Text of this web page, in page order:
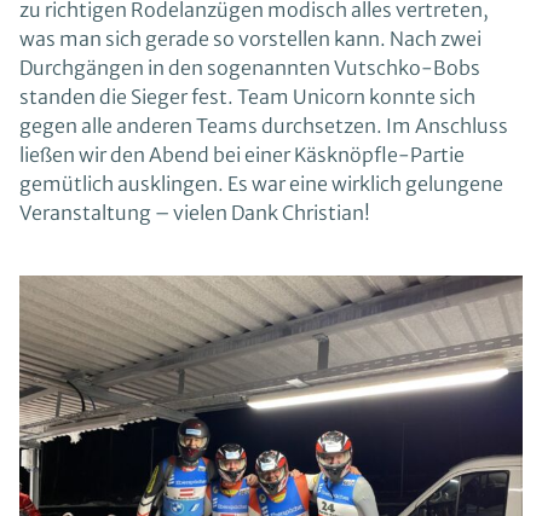
zu richtigen Rodelanzügen modisch alles vertreten,
was man sich gerade so vorstellen kann. Nach zwei
Durchgängen in den sogenannten Vutschko-Bobs
standen die Sieger fest. Team Unicorn konnte sich
gegen alle anderen Teams durchsetzen. Im Anschluss
ließen wir den Abend bei einer Käsknöpfle-Partie
gemütlich ausklingen. Es war eine wirklich gelungene
Veranstaltung – vielen Dank Christian!